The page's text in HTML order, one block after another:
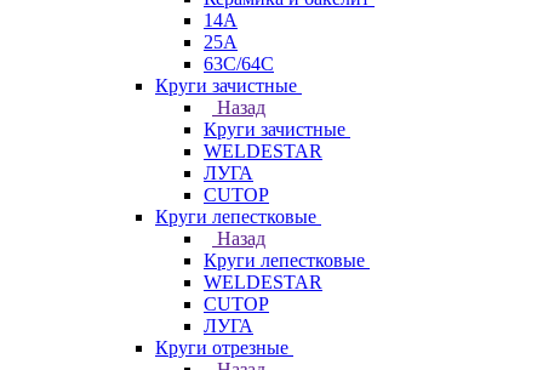
14А
25А
63С/64С
Круги зачистные
Назад
Круги зачистные
WELDESTAR
ЛУГА
CUTOP
Круги лепестковые
Назад
Круги лепестковые
WELDESTAR
CUTOP
ЛУГА
Круги отрезные